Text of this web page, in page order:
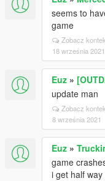
seems to
game
Zobacz
18 września 2021
Euz »
update man
Zobacz
8 września 2021
Euz »
game
i get half